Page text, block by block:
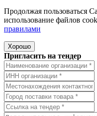
Продолжая пользоваться
использование файлов
правилами
Хорошо
Пригласить на тендер